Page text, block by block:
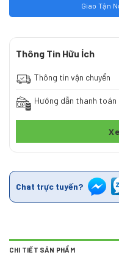
Giao Tận
Thông Tin Hữu Ích
Thông tin vận chuyển
Hướng dẫn thanh toán
Chat trực tuyến?
CHI TIẾT SẢN PHẨM